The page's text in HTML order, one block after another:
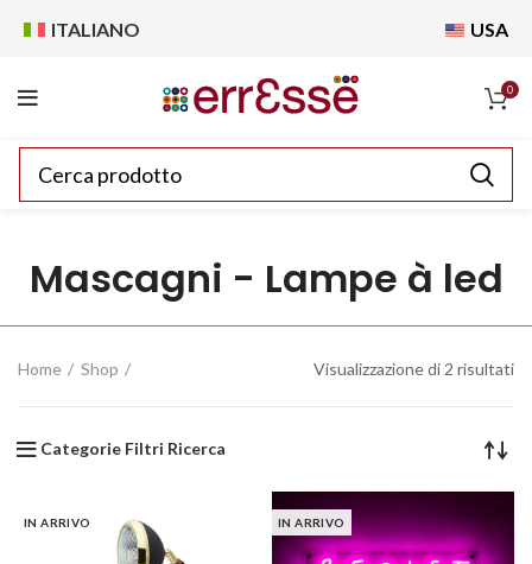
ITALIANO USA
0
Mascagni - Lampe à led
Home Shop Visualizzazione di 2 risultati
Categorie Filtri Ricerca
IN ARRIVO IN ARRIVO